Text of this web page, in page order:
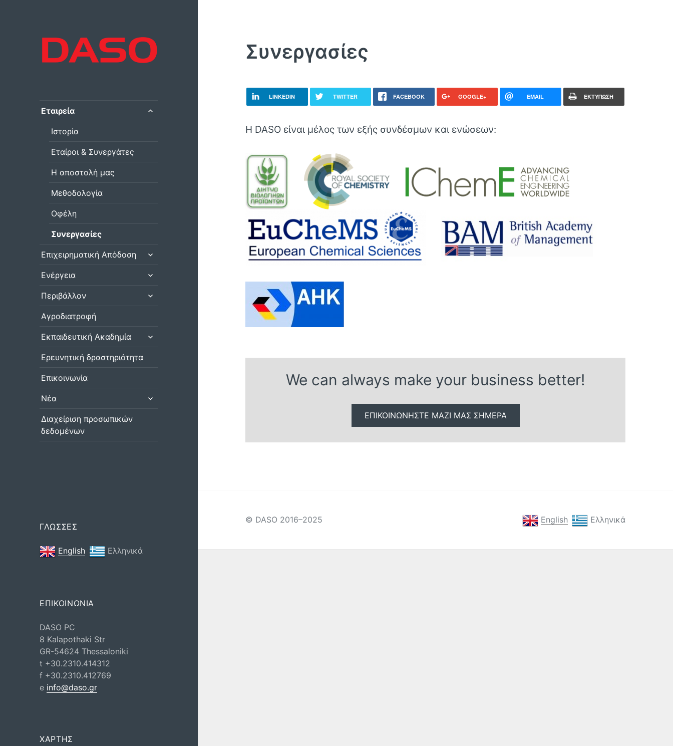
Εταιρεία
επέκταση
Ιστορία
Εταίροι & Συνεργάτες
Η αποστολή μας
Μεθοδολογία
Οφέλη
Συνεργασίες
Επιχειρηματική Απόδοση
Ενέργεια
Περιβάλλον
Αγροδιατροφή
Εκπαιδευτική Ακαδημία
απόγονος
Ερευνητική δραστηριότητα
Επικοινωνία
Νέα
Διαχείριση προσωπικών
δεδομένων
ΓΛΩΣΣΕΣ
English Ελληνικά
ΕΠΙΚΟΙΝΩΝΙΑ
DASO PC
8 Kalapothaki Str
GR-54624 Thessaloniki
t +30.2310.414312
f +30.2310.412769
e info@daso.gr
ΧΑΡΤΗΣ
Συνεργασίες
LINKEDIN TWITTER FACEBOOK GOOGLE+ EMAIL ΕΚΤΥΠΩΣΗ
Η DASO είναι μέλος των εξής συνδέσμων και ενώσεων:
We can always make your business better!
ΕΠΙΚΟΙΝΩΝHΣΤΕ ΜΑΖΊ ΜΑΣ ΣHΜΕΡΑ
© DASO 2016–2025 English Ελληνικά